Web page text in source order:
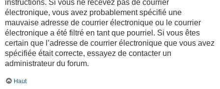
instructions. Si vous ne recevez pas de courrier
électronique, vous avez probablement spécifié une
mauvaise adresse de courrier électronique ou le courrier
électronique a été filtré en tant que pourriel. Si vous êtes
certain que l’adresse de courrier électronique que vous avez
spécifiée était correcte, essayez de contacter un
administrateur du forum.
Haut